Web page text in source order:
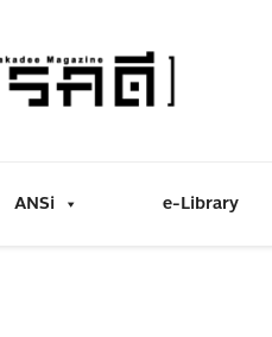
ANSi e-Library